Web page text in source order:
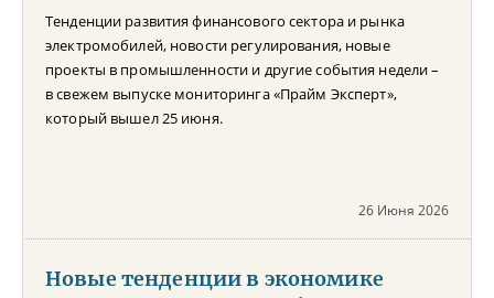
Тенденции развития финансового сектора и рынка
электромобилей, новости регулирования, новые
проекты в промышленности и другие события недели –
в свежем выпуске мониторинга «Прайм Эксперт»,
который вышел 25 июня.
26 Июня 2026
Новые тенденции в экономике